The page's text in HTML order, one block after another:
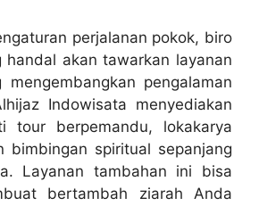
perjalanan pokok, biro
handal akan tawarkan layanan
pengalaman
Indowisata menyediakan
tour berpemandu, lokakarya
bimbingan spiritual sepanjang
Layanan tambahan ini bisa
bertambah ziarah Anda